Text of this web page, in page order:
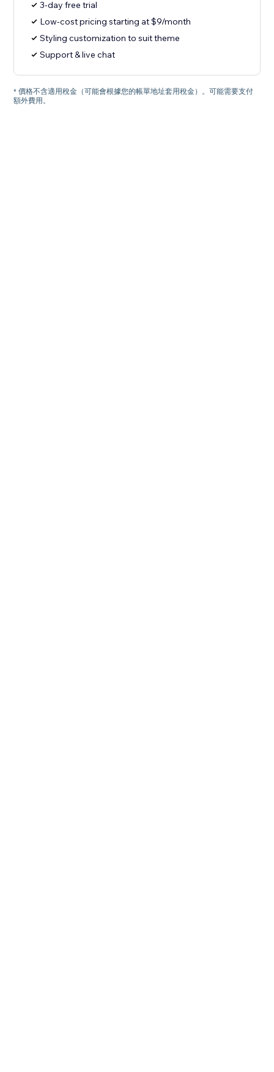
3-day free trial
Low-cost pricing starting at $9/month
Styling customization to suit theme
Support & live chat
* 價格不含適用稅金（可能會根據您的帳單地址套用稅金）。可能需要支付
額外費用。